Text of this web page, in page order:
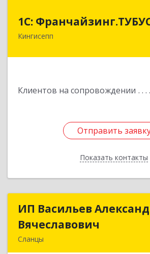
1С:
Кингисепп
Клиентов на сопровождении
Отправить
Показать контакты
1С:
Отправить
Назад
ИП Васильев
Вячеславович
Сланцы
ИП Васильев